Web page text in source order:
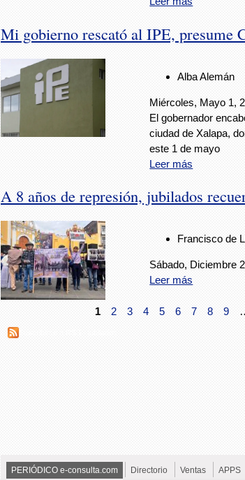
Mi gobierno rescató al IPE, presume
Alba Alemán
Miércoles, Mayo 1,
El gobernador
ciudad de Xalapa,
este 1 de mayo
Leer más
A 8 años de represión, jubilados
Francisco de
Sábado, Diciembre
Leer más
1 2 3 4 5 6 7 8 9
PERIÓDICO e-consulta.com Directorio Ventas APPS